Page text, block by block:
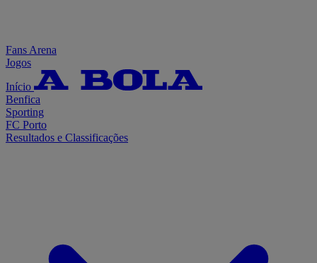
Fans Arena
Jogos
Início
Benfica
Sporting
FC Porto
Resultados e Classificações